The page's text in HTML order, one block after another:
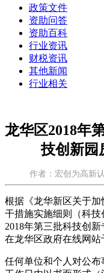
政策文件
资助问答
资助百科
行业资讯
财税资讯
其他新闻
行业相关
龙华区2018年
技创新园
作者：宏创为高新
根据《龙华新区关于
干措施实施细则（科
2018年第三批科技创
在龙华区政府在线网站
任何单位和个人对公